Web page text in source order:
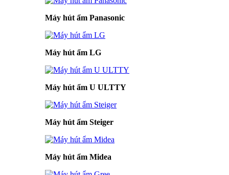
Máy hút ẩm Panasonic
Máy hút ẩm LG
Máy hút ẩm U ULTTY
Máy hút ẩm Steiger
Máy hút ẩm Midea